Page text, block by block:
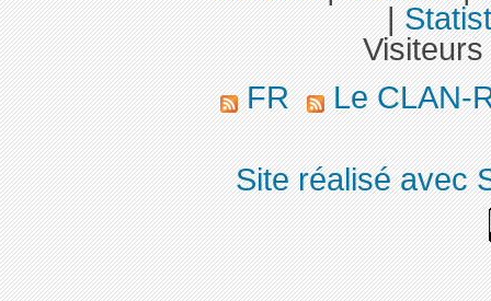
|
FR
Le CLAN-
Site réalisé avec